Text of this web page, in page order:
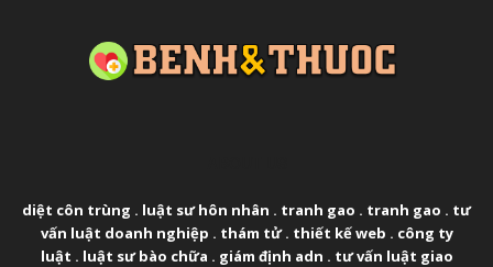
diệt côn trùng . luật sư hôn nhân . tranh gao . tranh gao . tư
vấn luật doanh nghiệp . thám tử. thiết kế web . công ty
luật . luật sư bào chữa . giám định adn . tư vấn luật giao